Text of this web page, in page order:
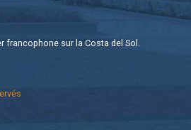
sur la Costa del Sol.